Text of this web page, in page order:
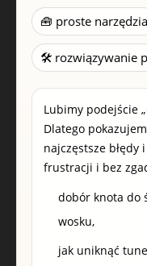
🧰 proste narzędzia
🛠️ rozwiązywanie
Lubimy podejście
Dlatego
najczęstsze
frustracji i bez
dobór knota do
wosku,
jak uniknąć